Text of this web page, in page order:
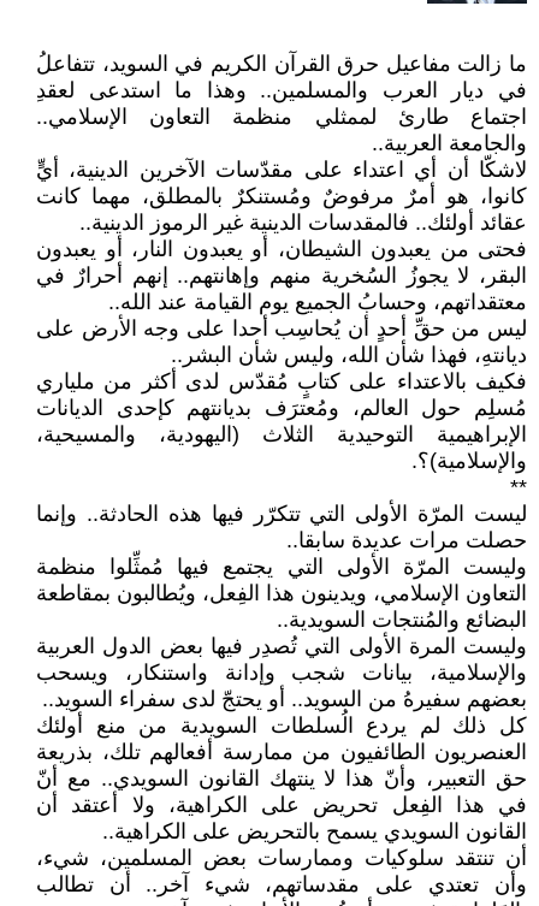
ما زالت مفاعيل حرق القرآن الكريم في السويد، تتفاعلُ
في ديار العرب والمسلمين.. وهذا ما استدعى لعقدِ
اجتماع طارئ لممثلي منظمة التعاون الإسلامي..
والجامعة العربية..
لاشكّا أن أي اعتداء على مقدّسات الآخرين الدينية، أيٍّ
كانوا، هو أمرٌ مرفوضٌ ومُستنكرٌ بالمطلق، مهما كانت
عقائد أولئك.. فالمقدسات الدينية غير الرموز الدينية..
فحتى من يعبدون الشيطان، أو يعبدون النار، أو يعبدون
البقر، لا يجوزُ السُخرية منهم وإهانتهم.. إنهم أحرارٌ في
معتقداتهم، وحسابُ الجميع يوم القيامة عند الله..
ليس من حقِّ أحدٍ أن يُحاسِب أحدا على وجه الأرض على
ديانتهِ، فهذا شأن الله، وليس شأن البشر..
فكيف بالاعتداء على كتابٍ مُقدّس لدى أكثر من ملياري
مُسلِم حول العالم، ومُعترَف بديانتهم كإحدى الديانات
الإبراهيمية التوحيدية الثلاث (اليهودية، والمسيحية،
والإسلامية)؟.
**
ليست المرّة الأولى التي تتكرّر فيها هذه الحادثة.. وإنما
حصلت مرات عديدة سابقا..
وليست المرّة الأولى التي يجتمع فيها مُمثِّلوا منظمة
التعاون الإسلامي، ويدينون هذا الفِعل، ويُطالبون بمقاطعة
البضائع والمُنتجات السويدية..
وليست المرة الأولى التي تُصدِر فيها بعض الدول العربية
والإسلامية، بيانات شجب وإدانة واستنكار، ويسحب
بعضهم سفيرهُ من السويد.. أو يحتجّ لدى سفراء السويد..
كل ذلك لم يردع الُسلطات السويدية من منع أولئك
العنصريون الطائفيون من ممارسة أفعالهم تلك، بذريعة
حق التعبير، وأنّ هذا لا ينتهك القانون السويدي.. مع أنّ
في هذا الفِعل تحريض على الكراهية، ولا أعتقد أن
القانون السويدي يسمح بالتحريض على الكراهية..
أن تنتقد سلوكيات وممارسات بعض المسلمين، شيء،
وأن تعتدي على مقدساتهم، شيء آخر.. أن تطالب